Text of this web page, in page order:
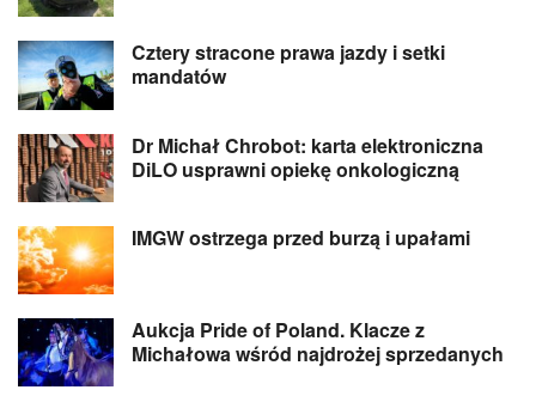
Cztery stracone prawa jazdy i setki
mandatów
Dr Michał Chrobot: karta elektroniczna
DiLO usprawni opiekę onkologiczną
IMGW ostrzega przed burzą i upałami
Aukcja Pride of Poland. Klacze z
Michałowa wśród najdrożej sprzedanych